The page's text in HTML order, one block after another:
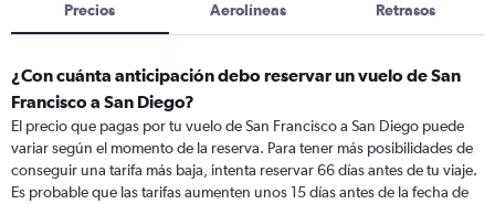
Precios Aerolíneas Retrasos
¿Con cuánta anticipación debo reservar un vuelo de San
Francisco a San Diego?
El precio que pagas por tu vuelo de San Francisco a San Diego puede
variar según el momento de la reserva. Para tener más posibilidades de
conseguir una tarifa más baja, intenta reservar 66 días antes de tu viaje.
Es probable que las tarifas aumenten unos 15 días antes de la fecha de